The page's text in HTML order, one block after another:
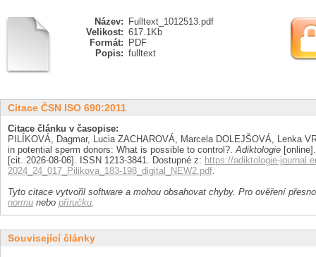
Název:
Fulltext_1012513.pdf
Velikost: 617.1Kb
Formát:
PDF
Popis: fulltext
Citace ČSN ISO 690:2011
Citace článku v časopise:
PILÍKOVÁ, Dagmar, Lucia ZACHAROVÁ, Marcela DOLEJŠOVÁ, Lenka
in potential sperm donors: What is possible to control?.Adiktologie
[cit. 2026-08-06]. ISSN 1213-3841. Dostupné z: https://adiktologie-
2024_24_017_Pilikova_183-198_digital_NEW2.pdf.
Tyto citace vytvořil software a mohou obsahovat chyby. Pro ověření
normu nebo příručku.
Související články